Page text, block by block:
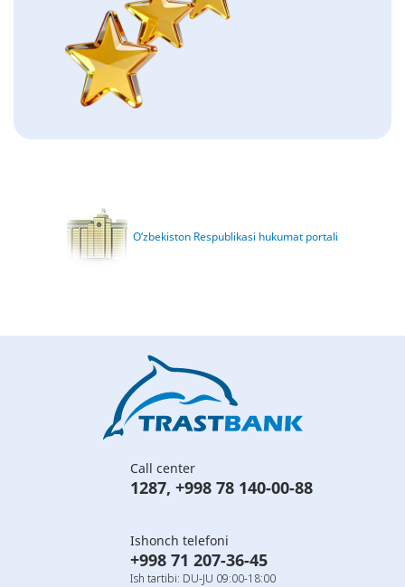
O‘zbekiston Respublikasi hukumat portali
Call center
1287, +998 78 140-00-88
Ishonch telefoni
+998 71 207-36-45
Ish tartibi: DU-JU 09:00-18:00